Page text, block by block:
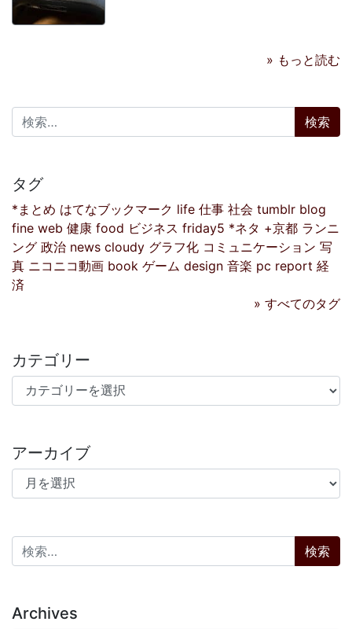
» もっと読む
検索:
タグ
*まとめ はてなブックマーク life 仕事 社会 tumblr blog
fine web 健康 food ビジネス friday5 *ネタ +京都 ランニ
ング 政治 news cloudy グラフ化 コミュニケーション 写
真 ニコニコ動画 book ゲーム design 音楽 pc report 経
済
» すべてのタグ
カテゴリー
カテゴリー
アーカイブ
アーカイブ
検索:
Archives